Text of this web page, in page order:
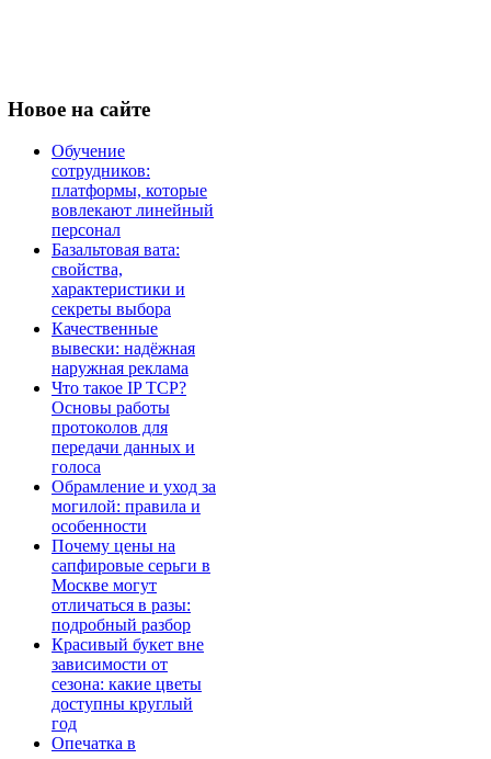
Новое на сайте
Обучение
сотрудников:
платформы, которые
вовлекают линейный
персонал
Базальтовая вата:
свойства,
характеристики и
секреты выбора
Качественные
вывески: надёжная
наружная реклама
Что такое IP TCP?
Основы работы
протоколов для
передачи данных и
голоса
Обрамление и уход за
могилой: правила и
особенности
Почему цены на
сапфировые серьги в
Москве могут
отличаться в разы:
подробный разбор
Красивый букет вне
зависимости от
сезона: какие цветы
доступны круглый
год
Опечатка в